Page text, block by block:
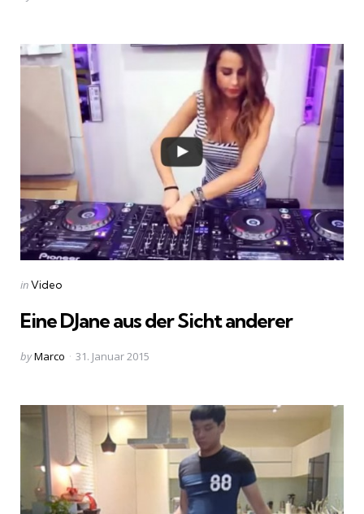
Categories
Posted
inVideo
Eine DJane aus der Sicht anderer
Posted
byMarco 31. Januar 2015